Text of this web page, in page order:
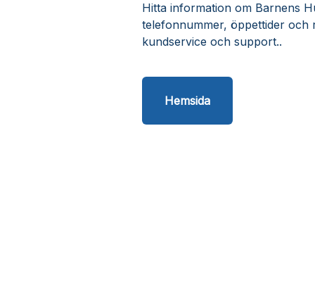
Hitta information om Barnens
telefonnummer, öppettider
kundservice och support..
Hemsida